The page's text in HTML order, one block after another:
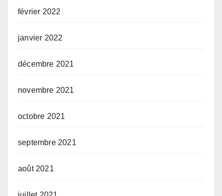
février 2022
janvier 2022
décembre 2021
novembre 2021
octobre 2021
septembre 2021
août 2021